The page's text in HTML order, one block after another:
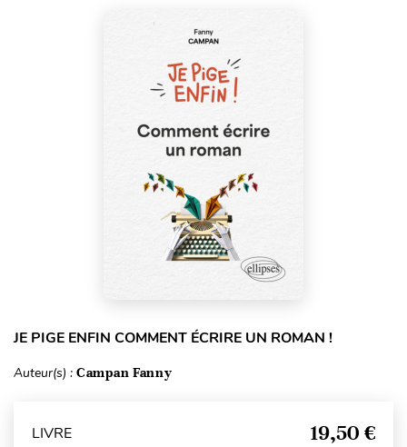
JE PIGE ENFIN COMMENT ÉCRIRE UN ROMAN !
Auteur(s) : Campan Fanny
LIVRE 19,50 €